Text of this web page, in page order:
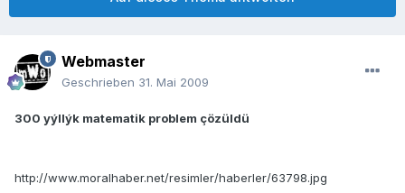
Webmaster
Geschrieben 31. Mai 2009
300 yýllýk matematik problem çözüldü
http://www.moralhaber.net/resimler/haberler/63798.jpg